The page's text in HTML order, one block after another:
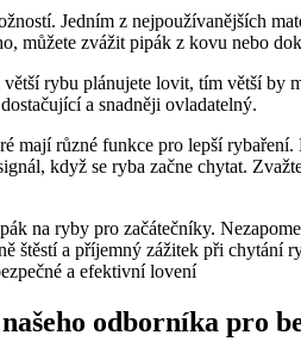
Jedním z nejpoužívanějších
můžete zvážit ‌pipák z kovu nebo‍
rybu plánujete lovit, tím větší​
a snadněji ovladatelný.
mají různé funkce pro lepší⁢
když se ryba začne chytat.‌
na ryby pro začátečníky.
štěstí a příjemný zážitek při⁣ chytání
odborníka pro